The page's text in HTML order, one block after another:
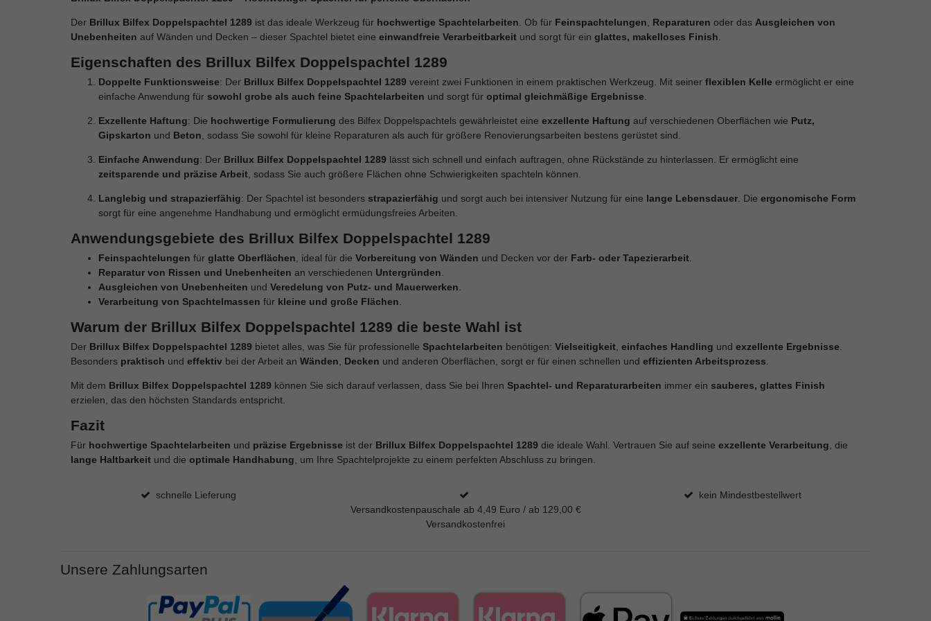
Der Brillux Bilfex Doppelspachtel 1289 ist das ideale Werkzeug für hochwertige Spachtelarbeiten . Ob für Feinspachtelungen Reparaturen oder das Ausgleichen von
Unebenheiten auf Wänden und Decken – dieser Spachtel bietet eine einwandfreie Verarbeitbarkeit und sorgt für ein glattes, makelloses Finish
Eigenschaften des Brillux Bilfex Doppelspachtel 1289
Doppelte Funktionsweise: Der Brillux Bilfex Doppelspachtel 1289 vereint zwei Funktionen in einem praktischen Werkzeug. Mit seiner flexiblen Kelle ermöglicht er eine
einfache Anwendung für sowohl grobe als auch feine Spachtelarbeiten und sorgt für optimal gleichmäßige Ergebnisse
Exzellente Haftung: Die hochwertige Formulierung des Bilfex Doppelspachtels gewährleistet eine exzellente Haftung auf verschiedenen Oberflächen wie Putz,
Gipskarton und Beton , sodass Sie sowohl für kleine Reparaturen als auch für größere Renovierungsarbeiten bestens gerüstet sind.
Einfache Anwendung: Der Brillux Bilfex Doppelspachtel 1289 lässt sich schnell und einfach auftragen, ohne Rückstände zu hinterlassen. Er ermöglicht eine
zeitsparende und präzise Arbeit , sodass Sie auch größere Flächen ohne Schwierigkeiten spachteln können.
Langlebig und strapazierfähig: Der Spachtel ist besonders strapazierfähig und sorgt auch bei intensiver Nutzung für eine lange Lebensdauer . Die ergonomische Form
sorgt für eine angenehme Handhabung und ermöglicht ermüdungsfreies Arbeiten.
Anwendungsgebiete des Brillux Bilfex Doppelspachtel 1289
Feinspachtelungen für glatte Oberflächen , ideal für die Vorbereitung von Wänden und Decken vor der Farb- oder Tapezierarbeit
Reparatur von Rissen und Unebenheiten an verschiedenen Untergründen
Ausgleichen von Unebenheiten und Veredelung von Putz- und Mauerwerken
Verarbeitung von Spachtelmassen für kleine und große Flächen
Warum der Brillux Bilfex Doppelspachtel 1289 die beste Wahl ist
Der Brillux Bilfex Doppelspachtel 1289 bietet alles, was Sie für professionelle Spachtelarbeiten benötigen: Vielseitigkeit einfaches Handling und exzellente Ergebnisse
Besonders praktisch und effektiv bei der Arbeit an Wänden Decken und anderen Oberflächen, sorgt er für einen schnellen und effizienten Arbeitsprozess
Mit dem Brillux Bilfex Doppelspachtel 1289 können Sie sich darauf verlassen, dass Sie bei Ihren Spachtel- und Reparaturarbeiten immer ein sauberes, glattes Finish
erzielen, das den höchsten Standards entspricht.
Fazit
Für hochwertige Spachtelarbeiten und präzise Ergebnisse ist der Brillux Bilfex Doppelspachtel 1289 die ideale Wahl. Vertrauen Sie auf seine exzellente Verarbeitung , die
lange Haltbarkeit und die optimale Handhabung , um Ihre Spachtelprojekte zu einem perfekten Abschluss zu bringen.
schnelle Lieferung
Versandkostenpauschale ab 4,49 Euro / ab 129,00 €
Versandkostenfrei
kein Mindestbestellwert
Unsere Zahlungsarten